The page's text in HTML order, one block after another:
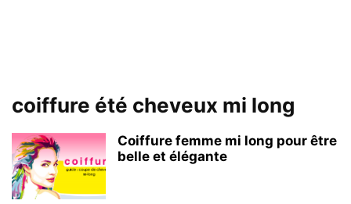
coiffure été cheveux mi long
Coiffure femme mi long pour être
belle et élégante